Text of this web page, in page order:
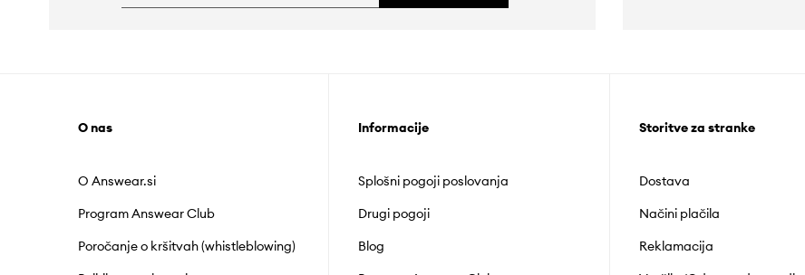
O nas
O Answear.si
Program Answear Club
Poročanje o kršitvah (whistleblowing)
Informacije
Splošni pogoji poslovanja
Drugi pogoji
Blog
Storitve za stranke
Dostava
Načini plačila
Reklamacija